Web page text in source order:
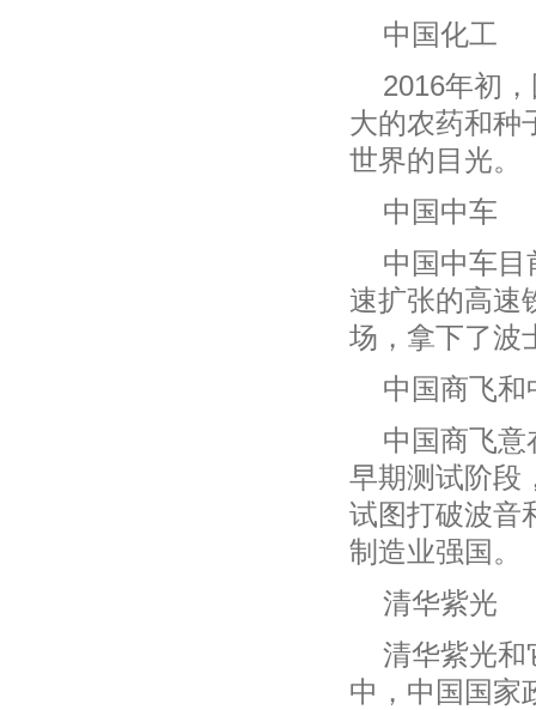
中国化工
2016年初
大的农药和种
世界的目光。
中国中车
中国中车
速扩张的高速
场，拿下了波
中国商飞
中国商飞意
早期测试阶段
试图打破波音
制造业强国。
清华紫光
清华紫光和
中，中国国家